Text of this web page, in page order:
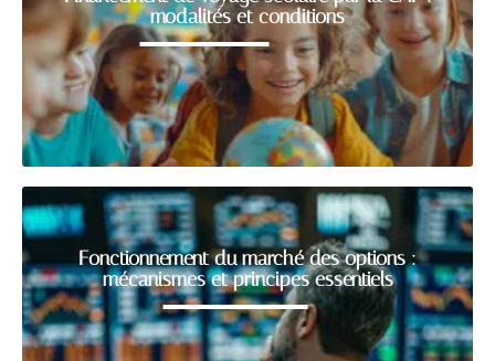
modalités et conditions
Fonctionnement du marché des options :
mécanismes et principes essentiels